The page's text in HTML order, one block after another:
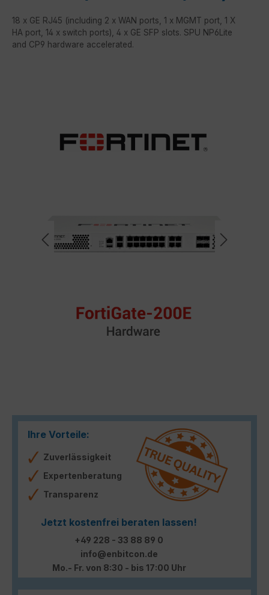
18 x GE RJ45 (including 2 x WAN ports, 1 x MGMT port, 1 X
HA port, 14 x switch ports), 4 x GE SFP slots. SPU NP6Lite
and CP9 hardware accelerated.
Ihre Vorteile:
Zuverlässigkeit
Expertenberatung
Transparenz
Jetzt kostenfrei beraten lassen!
+49 228 - 33 88 89 0
info@enbitcon.de
Mo.- Fr. von 8:30 - bis 17:00 Uhr